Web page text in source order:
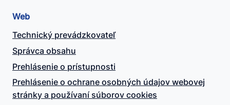
Web
Technický prevádzkovateľ
Správca obsahu
Prehlásenie o prístupnosti
Prehlásenie o ochrane osobných údajov webovej
stránky a používaní súborov cookies